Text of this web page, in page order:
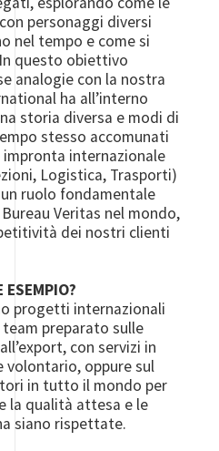
personaggi diversi
nel tempo e come si
questo obiettivo
analogie con la nostra
ha all’interno
storia diversa e modi di
stesso accomunati
internazionale
Logistica, Trasporti)
ruolo fondamentale
Veritas nel mondo,
dei nostri clienti
ESEMPIO?
progetti internazionali
preparato sulle
con servizi in
volontario, oppure sul
in tutto il mondo per
la qualità attesa e le
siano rispettate.